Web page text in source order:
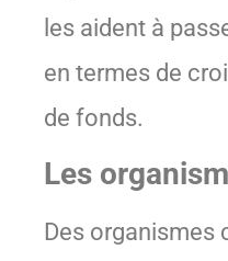
les aident à
en termes de
de fonds.
Les
Des organismes